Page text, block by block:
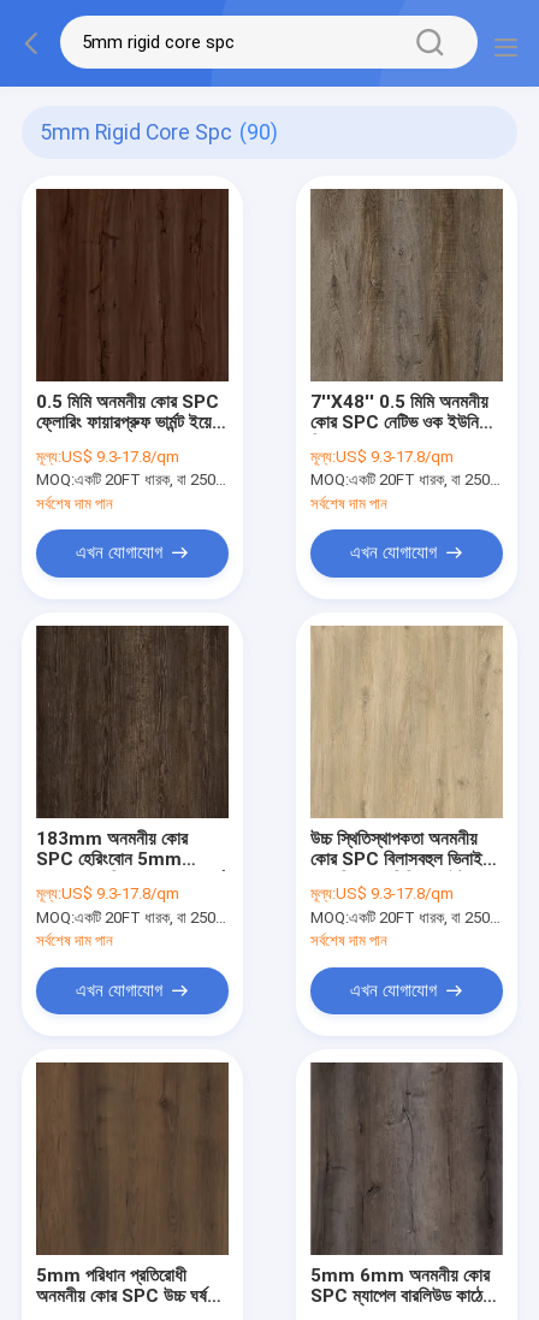
5mm Rigid Core Spc (90)
0.5 মিমি অনমনীয় কোর SPC
ফ্লোরিং ফায়ারপ্রুফ ভার্মন্ট ইয়েউ
মূল্য:US$ 9.3-17.8/qm
MOQ:একটি 20FT ধারক, বা 2500 বর্গ মিটার;
সর্বশেষ দাম পান
এখন যোগাযোগ
7''X48'' 0.5 মিমি অনমনীয়
কোর SPC নেটিভ ওক ইউনিলিন
W40046
মূল্য:US$ 9.3-17.8/qm
MOQ:একটি 20FT ধারক, বা 2500 বর্গ মিটার;
সর্বশেষ দাম পান
এখন যোগাযোগ
183mm অনমনীয় কোর
SPC হেরিংবোন 5mm
স্থিতিস্থাপকতা স্লিপ প্রতিরোধী
GKBM FT-W29161-1
মূল্য:US$ 9.3-17.8/qm
MOQ:একটি 20FT ধারক, বা 2500 বর্গ মিটার;
সর্বশেষ দাম পান
এখন যোগাযোগ
উচ্চ স্থিতিস্থাপকতা অনমনীয়
কোর SPC বিলাসবহুল ভিনাইল
GKBM DM-W40036
মূল্য:US$ 9.3-17.8/qm
MOQ:একটি 20FT ধারক, বা 2500 বর্গ মিটার;
সর্বশেষ দাম পান
এখন যোগাযোগ
5mm পরিধান প্রতিরোধী
অনমনীয় কোর SPC উচ্চ ঘর্ষণ
5mm 6mm অনমনীয় কোর
SPC ম্যাপেল বারলিউড কাঠের